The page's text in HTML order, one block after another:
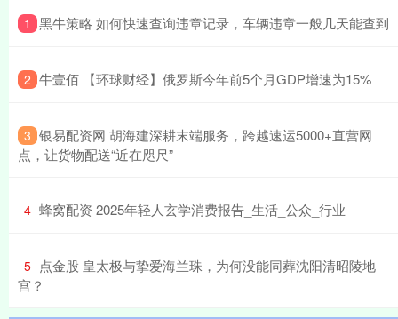
1 ​黑牛策略 如何快速查询违章记录，车辆违章一般几天能查到
2 ​牛壹佰 【环球财经】俄罗斯今年前5个月GDP增速为15%
3 ​银易配资网 胡海建深耕末端服务，跨越速运5000+直营网
点，让货物配送“近在咫尺”
4 ​蜂窝配资 2025年轻人玄学消费报告_生活_公众_行业
5 ​点金股 皇太极与挚爱海兰珠，为何没能同葬沈阳清昭陵地
宫？